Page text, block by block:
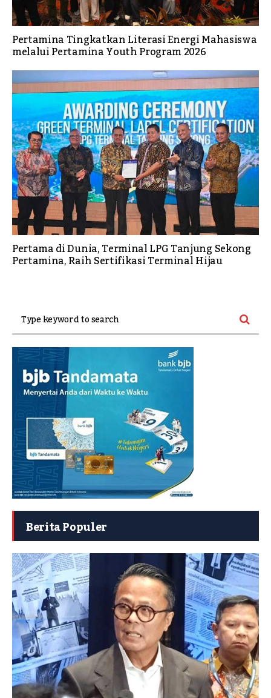
Pertamina Tingkatkan Literasi Energi Mahasiswa
melalui Pertamina Youth Program 2026
Pertama di Dunia, Terminal LPG Tanjung Sekong
Pertamina, Raih Sertifikasi Terminal Hijau
Berita Populer